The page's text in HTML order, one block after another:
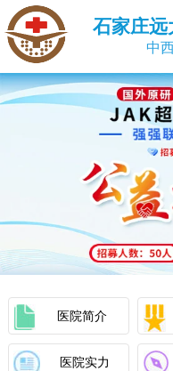
石家庄
中
医院简介
医院实力